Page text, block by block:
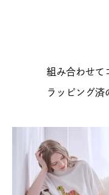
組み合わせて
ラッピング済